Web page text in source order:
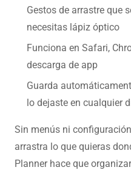
Gestos de arrastre que
necesitas lápiz óptico
Funciona en Safari,
descarga de app
Guarda
lo dejaste en cualquier
Sin menús ni
arrastra lo que quieras
Planner hace que